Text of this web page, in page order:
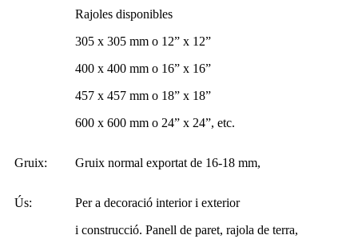
Rajoles disponibles
305 x 305 mm o 12” x 12”
400 x 400 mm o 16” x 16”
457 x 457 mm o 18” x 18”
600 x 600 mm o 24” x 24”, etc.
Gruix: Gruix normal exportat de 16-18 mm,
Ús:
Per a decoració interior i exterior
i construcció. Panell de paret, rajola de terra,